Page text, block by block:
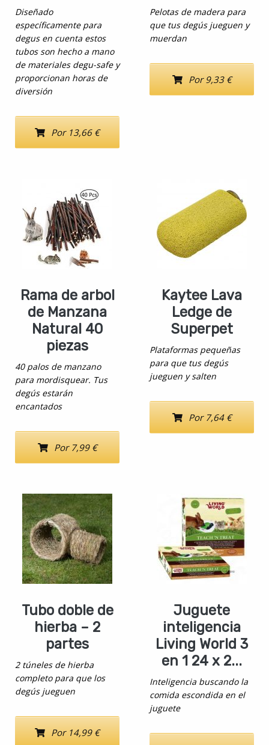
Diseñado
específicamente para
degus en cuenta estos
tubos son hecho a mano
de materiales degu-safe y
proporcionan horas de
diversión
Por 13,66 €
Pelotas de madera para
que tus degús jueguen y
muerdan
Por 9,33 €
Rama de arbol
de Manzana
Natural 40
piezas
40 palos de manzano
para mordisquear. Tus
degús estarán
encantados
Por 7,99 €
Kaytee Lava
Ledge de
Superpet
Plataformas pequeñas
para que tus degús
jueguen y salten
Por 7,64 €
Tubo doble de
hierba – 2
partes
2 túneles de hierba
completo para que los
degús jueguen
Por 14,99 €
Juguete
inteligencia
Living World 3
en 1 24 x 2...
Inteligencia buscando la
comida escondida en el
juguete